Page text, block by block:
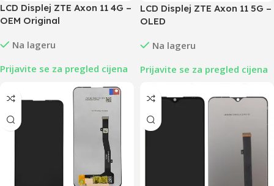
LCD Displej ZTE Axon 11 4G –
OEM Original
Na lageru
Prijavite se za pregled cijena
LCD Displej ZTE Axon 11 5G –
OLED
Na lageru
Prijavite se za pregled cijena